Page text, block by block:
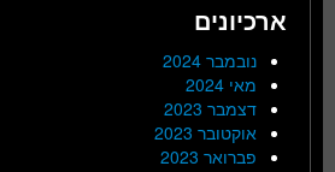
ארכיונים
נובמבר 2024
מאי 2024
דצמבר 2023
אוקטובר 2023
פברואר 2023